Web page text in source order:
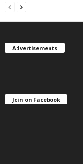
Advertisements
Join on Facebook